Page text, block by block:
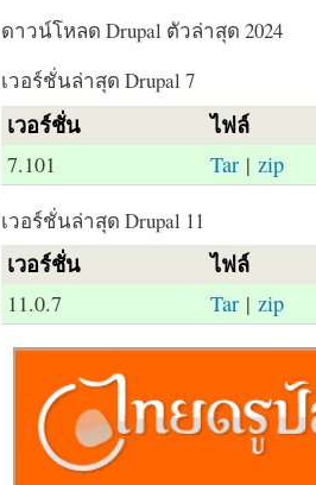
ดาวน์โหลด Drupal ตัวล่าสุด 2024
เวอร์ชั่นล่าสุด Drupal 7
เวอร์ชั่น ไฟล์
7.101 Tar| zip
เวอร์ชั่นล่าสุด Drupal 11
เวอร์ชั่น ไฟล์
11.0.7 Tar| zip